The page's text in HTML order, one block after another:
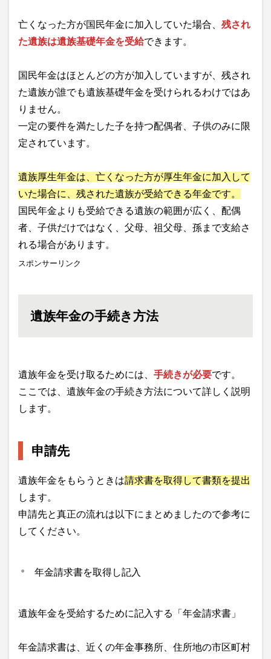
亡くなった方が国民年金に加入していた場合、 残され
た遺族は遺族基礎年金を受給できます。
国民年金はほとんどの方が加入していますが、残され
た遺族が誰でも遺族基礎年金を受けられるわけではあ
りません。
一定の要件を満たした子を持つ配偶者、子供のみに限
定されています。
遺族厚生年金は、亡くなった方が厚生年金に加入して
いた場合に、残された遺族が受給できる年金です。
国民年金よりも受給できる遺族の範囲が広く、配偶
者、子供だけではなく、父母、祖父母、孫まで支給さ
れる場合があります。
スポンサーリンク
遺族年金の手続き方法
遺族年金を受け取るためには、 手続きが必要です。
ここでは、遺族年金の手続き方法について詳しく説明
します。
申請先
遺族年金をもらうときは請求書を取得して書類を提出
します。
申請先と真正の流れは以下にまとめましたので参考に
してください。
年金請求書を取得し記入
遺族年金を受給するために記入する「年金請求書」
年金請求書は、近くの年金事務所、住所地の市区町村